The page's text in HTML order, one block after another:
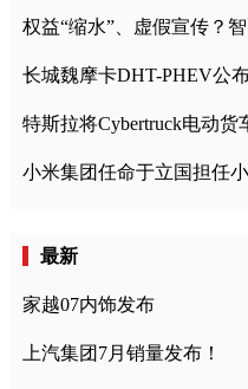
权益“缩水”、虚假宣传？
长城魏摩卡DHT-PHEV公
特斯拉将Cybertruck电动
最新
家越07内饰发布
上汽集团7月销量发布！